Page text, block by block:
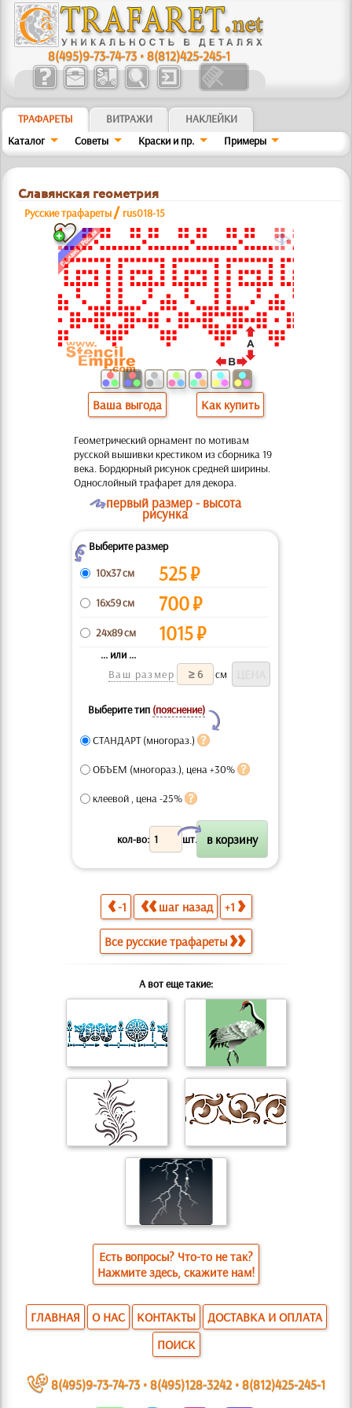
8(495)9-73-74-73 •8(812)425-245-1
ТРАФАРЕТЫ ВИТРАЖИ
НАКЛЕЙКИ
Каталог
Советы Краски и пр. Примеры
Славянская геометрия
Русские трафареты / rus018-15
a
Ваша выгода Как купить
Геометрический орнамент по мотивам
русской вышивки крестиком из сборника 19
века. Бордюрный рисунок средней ширины.
Однослойный трафарет для декора.
Oпервый размер - высота
рисунка
ZВыберите размер
10x37 см
525₽
16x59 см 700₽
24x89 см 1015₽
... или ...
Ваш размер
см
Выберите тип (пояснение)
Y
СТАНДАРТ (многораз.)
ОБЪЕМ (многораз.), цена +30%
клеевой , цена -25%
кол-во: шт.
X
-1 шаг назад +1
Все русские трафареты
А вот еще такие:
Есть вопросы? Что-то не так?
Нажмите здесь, скажите нам!
ГЛАВНАЯ О НАС КОНТАКТЫ
ДОСТАВКА И ОПЛАТА
ПОИСК
~ 8(495)9-73-74-73•8(495)128-3242•8(812)425-245-1